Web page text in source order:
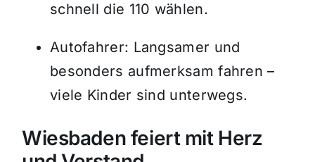
schnell die 110 wählen.
Autofahrer: Langsamer und
besonders aufmerksam fahren –
viele Kinder sind unterwegs.
Wiesbaden feiert mit Herz